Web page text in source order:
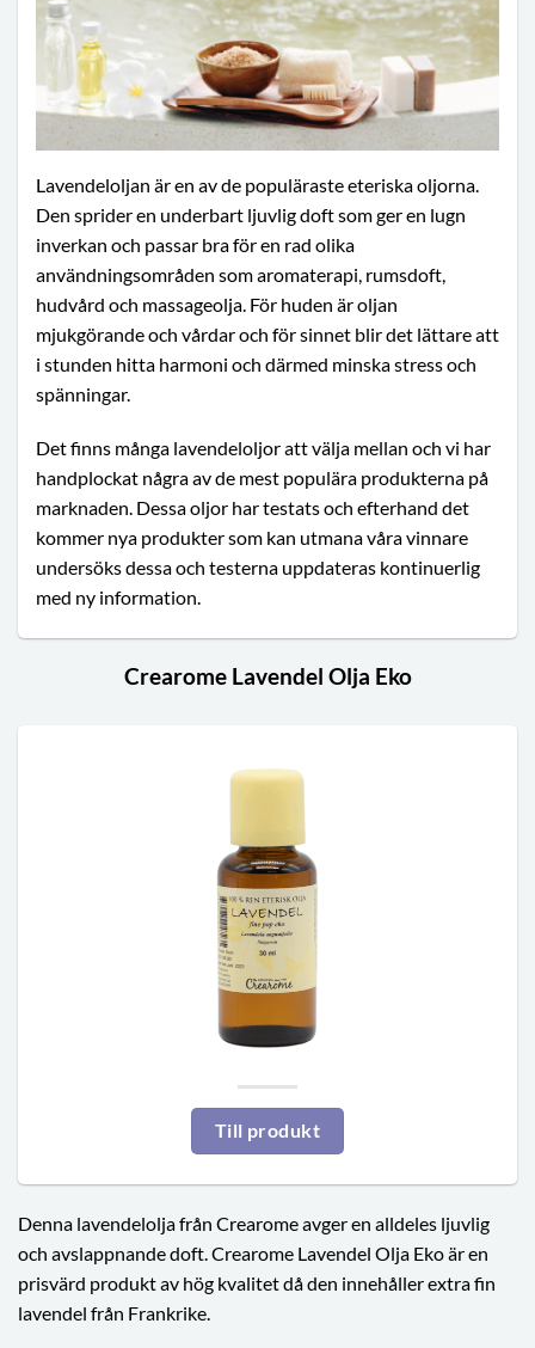
Lavendeloljan är en av de populäraste eteriska oljorna.
Den sprider en underbart ljuvlig doft som ger en lugn
inverkan och passar bra för en rad olika
användningsområden som aromaterapi, rumsdoft,
hudvård och massageolja. För huden är oljan
mjukgörande och vårdar och för sinnet blir det lättare att
i stunden hitta harmoni och därmed minska stress och
spänningar.
Det finns många lavendeloljor att välja mellan och vi har
handplockat några av de mest populära produkterna på
marknaden. Dessa oljor har testats och efterhand det
kommer nya produkter som kan utmana våra vinnare
undersöks dessa och testerna uppdateras kontinuerlig
med ny information.
Crearome Lavendel Olja Eko
Denna lavendelolja från Crearome avger en alldeles ljuvlig
och avslappnande doft. Crearome Lavendel Olja Eko är en
prisvärd produkt av hög kvalitet då den innehåller extra fin
lavendel från Frankrike.
Till produkt